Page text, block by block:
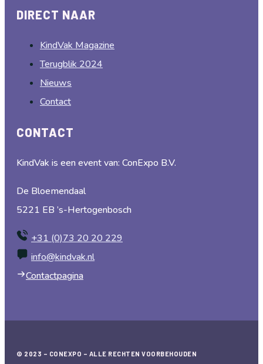
DIRECT NAAR
KindVak Magazine
Terugblik 2024
Nieuws
Contact
CONTACT
KindVak is een event van: ConExpo B.V.
De Bloemendaal
5221 EB ’s-Hertogenbosch
+31 (0)73 20 20 229
info@kindvak.nl
Contactpagina
© 2023 – CONEXPO – ALLE RECHTEN VOORBEHOUDEN